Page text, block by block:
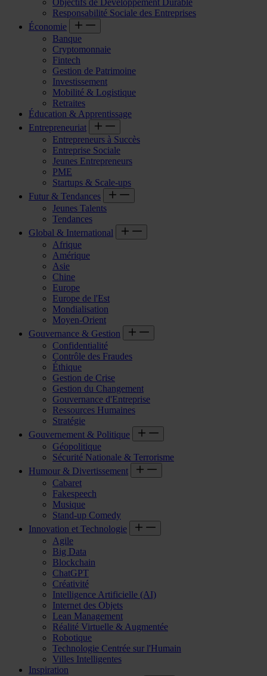
Responsabilité Sociale des Entreprises
Économie
Banque
Cryptomonnaie
Fintech
Gestion de Patrimoine
Investissement
Mobilité & Logistique
Retraites
Éducation & Apprentissage
Entrepreneuriat
Entrepreneurs à Succès
Entreprise Sociale
Jeunes Entrepreneurs
PME
Startups & Scale-ups
Futur & Tendances
Jeunes Talents
Tendances
Global & International
Afrique
Amérique
Asie
Chine
Europe
Europe de l'Est
Mondialisation
Moyen-Orient
Gouvernance & Gestion
Confidentialité
Contrôle des Fraudes
Éthique
Gestion de Crise
Gestion du Changement
Gouvernance d'Entreprise
Ressources Humaines
Stratégie
Gouvernement & Politique
Géopolitique
Sécurité Nationale & Terrorisme
Humour & Divertissement
Cabaret
Fakespeech
Musique
Stand-up Comedy
Innovation et Technologie
Agile
Big Data
Blockchain
ChatGPT
Créativité
Intelligence Artificielle (AI)
Internet des Objets
Lean Management
Réalité Virtuelle & Augmentée
Robotique
Technologie Centrée sur l'Humain
Villes Intelligentes
Inspiration